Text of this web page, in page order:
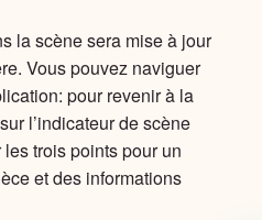
la scène sera mise à jour
Vous pouvez naviguer
pour revenir à la
l’indicateur de scène
trois points pour un
et des informations